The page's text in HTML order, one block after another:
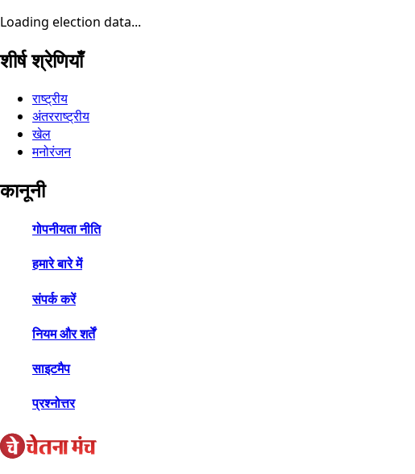
Loading election data...
शीर्ष श्रेणियाँ
राष्ट्रीय
अंतरराष्ट्रीय
खेल
मनोरंजन
कानूनी
गोपनीयता नीति
हमारे बारे में
संपर्क करें
नियम और शर्तें
साइटमैप
प्रश्नोत्तर